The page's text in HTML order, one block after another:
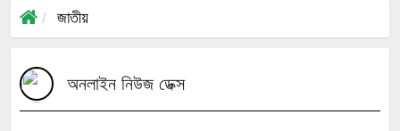
জাতীয়
অনলাইন নিউজ ডেক্স